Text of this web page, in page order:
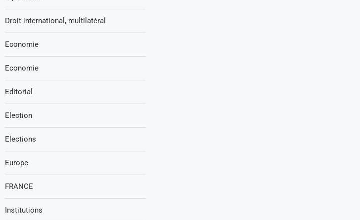
Droit international, multilatéral
Economie
Economie
Editorial
Election
Elections
Europe
FRANCE
Institutions